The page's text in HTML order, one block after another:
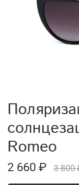
Romeo
2 660 ₽ 3 800